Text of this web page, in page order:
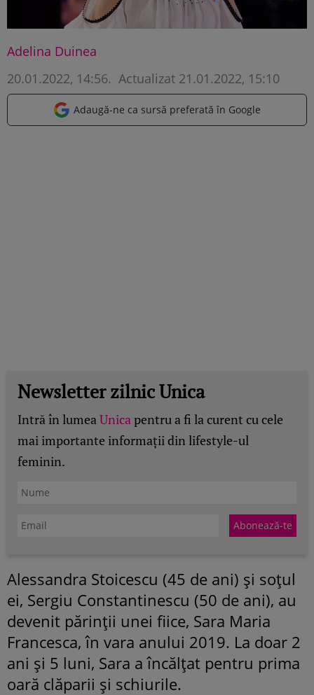
Adelina Duinea
20.01.2022, 14:56. Actualizat 21.01.2022, 15:10
Adaugă-ne ca sursă preferată în Google
Newsletter zilnic Unica
Intră în lumeaUnicapentru a fi la curent cu cele
mai importante informații din lifestyle-ul
feminin.
Alessandra Stoicescu (45 de ani) și soțul
ei, Sergiu Constantinescu (50 de ani), au
devenit părinții unei fiice, Sara Maria
Francesca, în vara anului 2019. La doar 2
ani și 5 luni, Sara a încălțat pentru prima
oară clăparii și schiurile.